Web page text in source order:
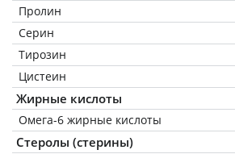
Пролин
Серин
Тирозин
Цистеин
Жирные кислоты
Омега-6 жирные кислоты
Стеролы (стерины)